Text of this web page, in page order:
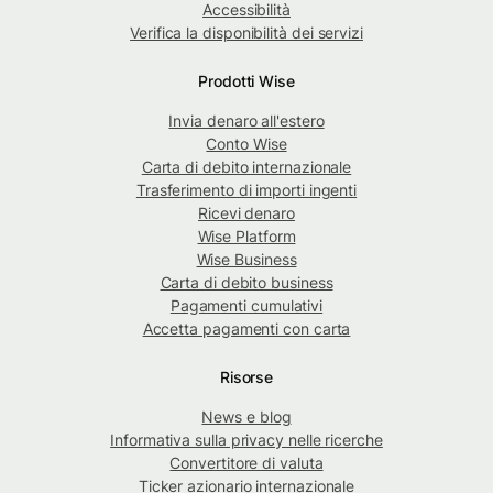
Accessibilità
Verifica la disponibilità dei servizi
Prodotti Wise
Invia denaro all'estero
Conto Wise
Carta di debito internazionale
Trasferimento di importi ingenti
Ricevi denaro
Wise Platform
Wise Business
Carta di debito business
Pagamenti cumulativi
Accetta pagamenti con carta
Risorse
News e blog
Informativa sulla privacy nelle ricerche
Convertitore di valuta
Ticker azionario internazionale